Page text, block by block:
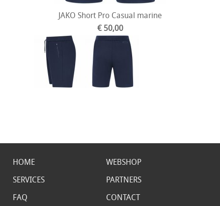
JAKO Short Pro Casual marine
€ 50,00
HOME
WEBSHOP
SERVICES
PARTNERS
FAQ
CONTACT